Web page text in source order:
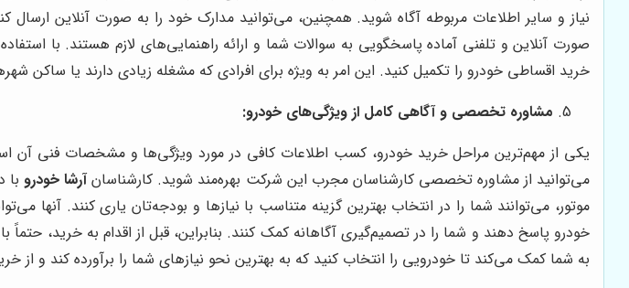
نیاز و سایر اطلاعات مربوطه آگاه شوید. همچنین، می‌توانید مدارک خود را به صورت آنلاین
صورت آنلاین و تلفنی آماده پاسخگویی به سوالات شما و ارائه راهنمایی‌های لازم هستند. با
خرید اقساطی خودرو را تکمیل کنید. این امر به ویژه برای افرادی که مشغله زیادی دارند یا ساکن
مشاوره تخصصی و آگاهی کامل از ویژگی‌های خودرو:
یکی از مهم‌ترین مراحل خرید خودرو، کسب اطلاعات کافی در مورد ویژگی‌ها و مشخصات فنی آن
می‌توانید از مشاوره تخصصی کارشناسان مجرب این شرکت بهره‌مند شوید. کارشناسانآرشا خودروبا
موتور، می‌توانند شما را در انتخاب بهترین گزینه متناسب با نیازها و بودجه‌تان یاری کنند.
خودرو پاسخ دهند و شما را در تصمیم‌گیری آگاهانه کمک کنند. بنابراین، قبل از اقدام به خرید، حتماً
به شما کمک می‌کند تا خودرویی را انتخاب کنید که به بهترین نحو نیازهای شما را برآورده کند و از